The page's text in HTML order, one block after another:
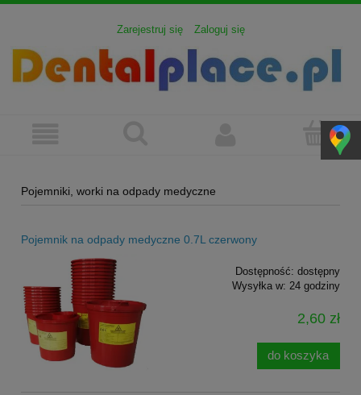
Zarejestruj się Zaloguj się
Pojemniki, worki na odpady medyczne
Pojemnik na odpady medyczne 0.7L czerwony
Dostępność: dostępny
Wysyłka w: 24 godziny
2,60 zł
do koszyka